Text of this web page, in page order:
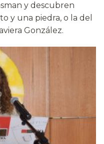
y descubren
y una piedra, o la del
González.